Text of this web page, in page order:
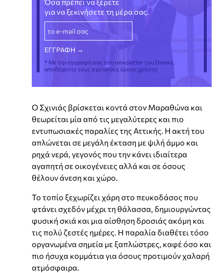
Όσα πρέπει να ξέρετε
για να ξεκινήσετε τη μέρα σας.
* Με την εγγραφή σας στο newsletter του Dnews,
αποδέχεστε τους σχετικούς όρους χρήσης
Ο Σχινιάς βρίσκεται κοντά στον Μαραθώνα και
θεωρείται μία από τις μεγαλύτερες και πιο
εντυπωσιακές παραλίες της Αττικής. Η ακτή του
απλώνεται σε μεγάλη έκταση με ψιλή άμμο και
ρηχά νερά, γεγονός που την κάνει ιδιαίτερα
αγαπητή σε οικογένειες αλλά και σε όσους
θέλουν άνεση και χώρο.
Το τοπίο ξεχωρίζει χάρη στο πευκοδάσος που
φτάνει σχεδόν μέχρι τη θάλασσα, δημιουργώντας
φυσική σκιά και μια αίσθηση δροσιάς ακόμη και
τις πολύ ζεστές ημέρες. Η παραλία διαθέτει τόσο
οργανωμένα σημεία με ξαπλώστρες, καφέ όσο και
πιο ήσυχα κομμάτια για όσους προτιμούν χαλαρή
ατμόσφαιρα.